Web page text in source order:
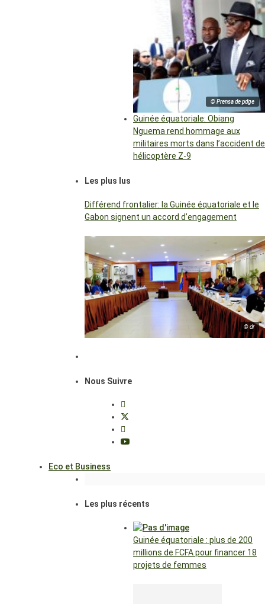
© Prensa de pdge
Guinée équatoriale: Obiang
Nguema rend hommage aux
militaires morts dans l’accident de
hélicoptère Z-9
Les plus lus
Différend frontalier: la Guinée équatoriale et le
Gabon signent un accord d’engagement
© dr
Nous Suivre
Eco et Business
Les plus récents
Guinée équatoriale : plus de 200
millions de FCFA pour financer 18
projets de femmes